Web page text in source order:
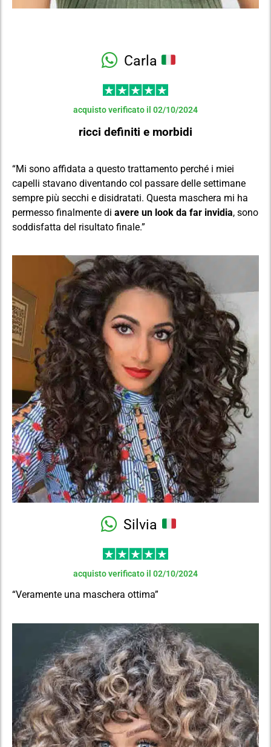
Carla
acquisto verificato il 02/10/2024
ricci definiti e morbidi
“Mi sono affidata a questo trattamento perché i miei
capelli stavano diventando col passare delle settimane
sempre più secchi e disidratati. Questa maschera mi ha
permesso finalmente di avere un look da far invidia, sono
soddisfatta del risultato finale.”
Silvia
acquisto verificato il 02/10/2024
“Veramente una maschera ottima”